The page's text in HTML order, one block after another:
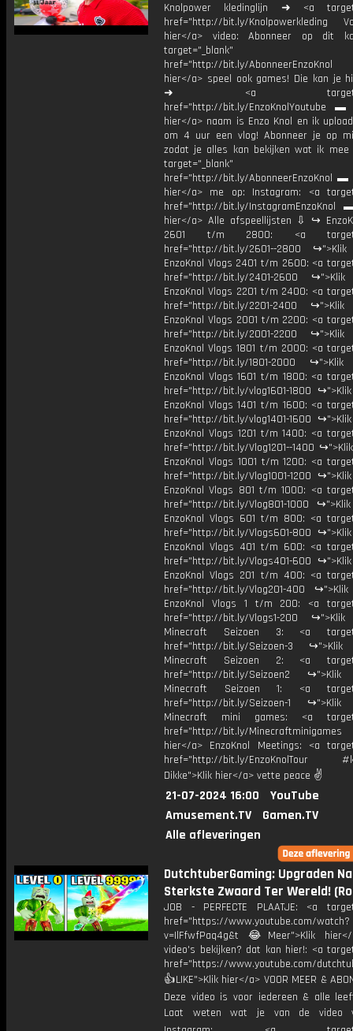
Knolpower kledinglijn ➜ <a
href="http://bit.ly/Knolpowerkleding
hier</a> video: Abonneer op dit
target="_blank"
href="http://bit.ly/
hier</a> speel ook games! Die kan je
➜ <a
href="http://bit.ly/EnzoKnolYoutube ▬
hier</a> naam is Enzo Knol en ik
om 4 uur een vlog! Abonneer je op
zodat je alles kan bekijken wat ik mee
target="_blank"
href="http://bit.ly/AbonneerEnzoKnol ▬
hier</a> me op: Instagram: <a
href="http://bit.ly/InstagramEnzoKnol
hier</a> Alle afspeellijsten ⇩ ↪
2601 t/m 2800: <a
href="http://bit.ly/2601--2800
EnzoKnol Vlogs 2401 t/m 2600: <a
href="http://bit.ly/2401-2600 ↪">Klik
EnzoKnol Vlogs 2201 t/m 2400: <a
href="http://bit.ly/2201-2400 ↪">Klik
EnzoKnol Vlogs 2001 t/m 2200: <a
href="http://bit.ly/2001-2200 ↪">Klik
EnzoKnol Vlogs 1801 t/m 2000: <a
href="http://bit.ly/1801-2000 ↪">Klik
EnzoKnol Vlogs 1601 t/m 1800: <a
href="http://bit.ly/vlog1601-1800
EnzoKnol Vlogs 1401 t/m 1600: <a
href="http://bit.ly/vlog1401-1600
EnzoKnol Vlogs 1201 t/m 1400: <a
href="http://bit.ly/Vlog1201--1400
EnzoKnol Vlogs 1001 t/m 1200: <a
href="http://bit.ly/Vlog1001-1200
EnzoKnol Vlogs 801 t/m 1000: <a
href="http://bit.ly/Vlog801-1000
EnzoKnol Vlogs 601 t/m 800: <a
href="http://bit.ly/Vlogs601-800
EnzoKnol Vlogs 401 t/m 600: <a
href="http://bit.ly/Vlogs401-600
EnzoKnol Vlogs 201 t/m 400: <a
href="http://bit.ly/Vlog201-400
EnzoKnol Vlogs 1 t/m 200: <a
href="http://bit.ly/Vlogs1-200
Minecraft Seizoen 3: <a
href="http://bit.ly/Seizoen-3 ↪">Klik
Minecraft Seizoen 2: <a
href="http://bit.ly/Seizoen2 ↪">Klik
Minecraft Seizoen 1: <a
href="http://bit.ly/Seizoen-1 ↪">Klik
Minecraft mini games: <a
href="http://bit.ly/
hier</a> EnzoKnol Meetings: <a
href="http://bit.ly/EnzoKnolTour
Dikke">Klik hier</a> vette peace ✌
21-07-2024 16:00
YouTube
Amusement.TV
Gamen.TV
Alle afleveringen
DutchtuberGaming: Upgraden
Sterkste Zwaard Ter Wereld!
JOB - PERFECTE PLAATJE: <a
href="https://www.youtube.com/watch?
v=IlFfwfPaq4g&t 😂Meer">Klik
video's bekijken? dat kan hier!: <a
href="https://www.youtube.com/
👍LIKE">Klik hier</a> VOOR MEER &
Deze video is voor iedereen & alle
Laat weten wat je van de video